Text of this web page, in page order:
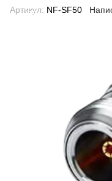
Артикул: NF-SF50